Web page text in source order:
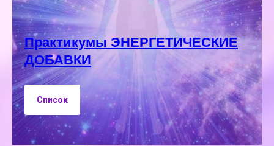
Практикумы ЭНЕРГЕТИЧЕСКИЕ
ДОБАВКИ
Список